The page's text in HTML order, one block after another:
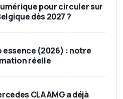
pour circuler sur
dès 2027 ?
essence (2026) : notre
réelle
CLA AMG a déjà